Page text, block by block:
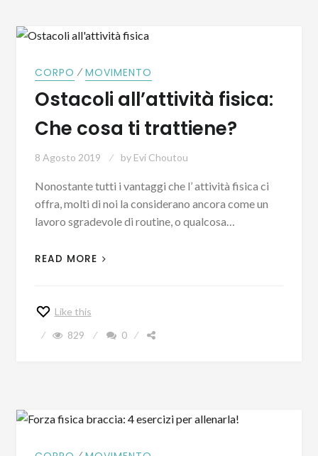
CORPO ⁄ MOVIMENTO
Ostacoli all’attività fisica:
Che cosa ti trattiene?
8 Agosto 2019 by Evi Choutou
Nonostante tutti i vantaggi che l’ attività fisica ci
offra, molti di noi la considerano ancora come un
lavoro sgradevole di routine, o qualcosa…
READ MORE
Like this
829
0